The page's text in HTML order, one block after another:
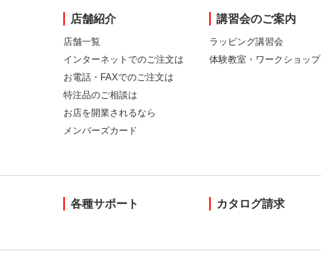
店舗紹介
店舗一覧
インターネットでのご注文は
お電話・FAXでのご注文は
特注品のご相談は
お店を開業されるなら
メンバーズカード
講習会のご案内
ラッピング講習会
体験教室・ワークショップ
各種サポート カタログ請求